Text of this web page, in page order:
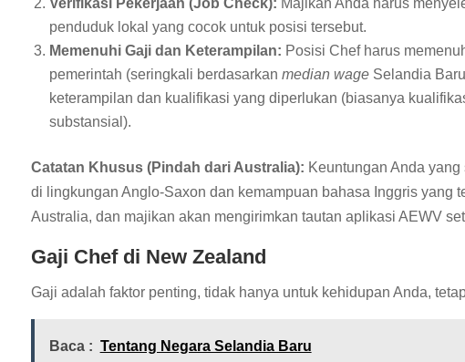
penduduk lokal yang cocok untuk posisi tersebut.
Memenuhi Gaji dan Keterampilan: Posisi Chef harus
pemerintah (seringkali berdasarkan median wageSelandia
keterampilan dan kualifikasi yang diperlukan (biasanya
substansial).
Catatan Khusus (Pindah dari Australia): Keuntungan Anda
di lingkungan Anglo-Saxon dan kemampuan bahasa Inggris yang
Australia, dan majikan akan mengirimkan tautan aplikasi AEWV
Gaji Chef di New Zealand
Gaji adalah faktor penting, tidak hanya untuk kehidupan Anda,
Baca : Tentang Negara Selandia Baru